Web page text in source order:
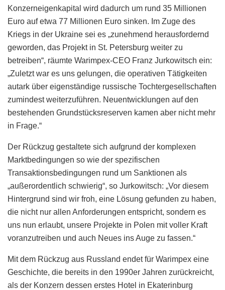
Konzerneigenkapital wird dadurch um rund 35 Millionen
Euro auf etwa 77 Millionen Euro sinken. Im Zuge des
Kriegs in der Ukraine sei es „zunehmend herausfordernd
geworden, das Projekt in St. Petersburg weiter zu
betreiben“, räumte Warimpex-CEO Franz Jurkowitsch ein:
„Zuletzt war es uns gelungen, die operativen Tätigkeiten
autark über eigenständige russische Tochtergesellschaften
zumindest weiterzuführen. Neuentwicklungen auf den
bestehenden Grundstücksreserven kamen aber nicht mehr
in Frage.“
Der Rückzug gestaltete sich aufgrund der komplexen
Marktbedingungen so wie der spezifischen
Transaktionsbedingungen rund um Sanktionen als
„außerordentlich schwierig“, so Jurkowitsch: „Vor diesem
Hintergrund sind wir froh, eine Lösung gefunden zu haben,
die nicht nur allen Anforderungen entspricht, sondern es
uns nun erlaubt, unsere Projekte in Polen mit voller Kraft
voranzutreiben und auch Neues ins Auge zu fassen.“
Mit dem Rückzug aus Russland endet für Warimpex eine
Geschichte, die bereits in den 1990er Jahren zurückreicht,
als der Konzern dessen erstes Hotel in Ekaterinburg